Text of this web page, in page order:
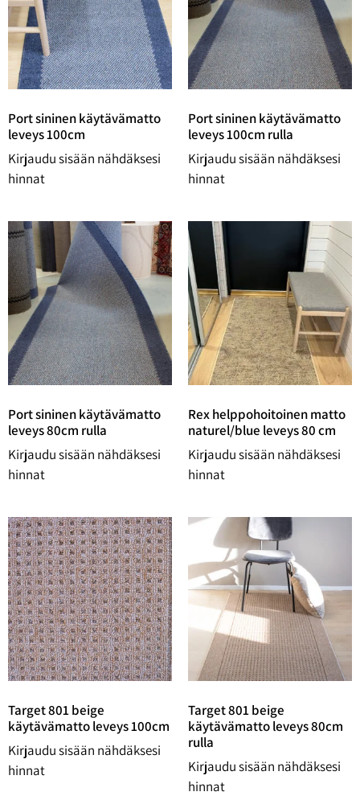
Port sininen käytävämatto
leveys 100cm
Kirjaudu sisään nähdäksesi
hinnat
Port sininen käytävämatto
leveys 100cm rulla
Kirjaudu sisään nähdäksesi
hinnat
Port sininen käytävämatto
leveys 80cm rulla
Kirjaudu sisään nähdäksesi
hinnat
Rex helppohoitoinen matto
naturel/blue leveys 80 cm
Kirjaudu sisään nähdäksesi
hinnat
Target 801 beige
käytävämatto leveys 100cm
Kirjaudu sisään nähdäksesi
hinnat
Target 801 beige
käytävämatto leveys 80cm
rulla
Kirjaudu sisään nähdäksesi
hinnat